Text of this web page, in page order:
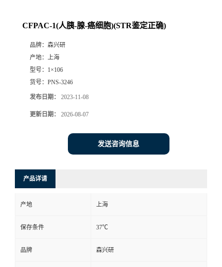
CFPAC-1(人胰-腺-癌细胞)(STR鉴定正确)
品牌： 森兴研
产地： 上海
型号： 1×106
货号： PNS-3246
发布日期： 2023-11-08
更新日期： 2026-08-07
发送咨询信息
产品详请
产地 上海
保存条件 37℃
品牌 森兴研